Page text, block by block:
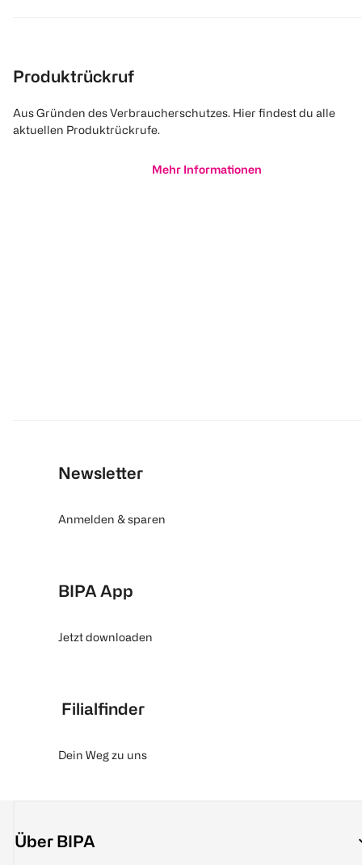
Produktrückruf
Aus Gründen des Verbraucherschutzes. Hier findest du alle
aktuellen Produktrückrufe.
Mehr Informationen
Newsletter
Anmelden & sparen
BIPA App
Jetzt downloaden
Filialfinder
Dein Weg zu uns
Über BIPA